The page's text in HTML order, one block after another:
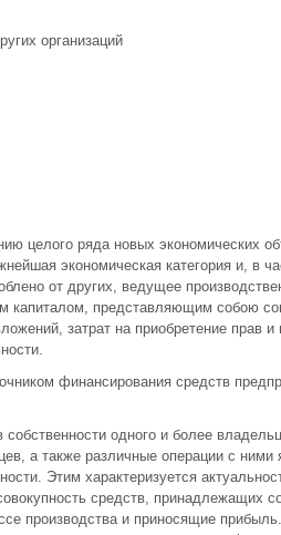
организаций
целого ряда новых экономических
экономическая категория и, в
от других, ведущее
капиталом, представляющим собою
затрат на приобретение прав и
финансирования средств
одного и более
а также различные операции с ними
Этим характеризуется
средств, принадлежащих
производства и приносящие